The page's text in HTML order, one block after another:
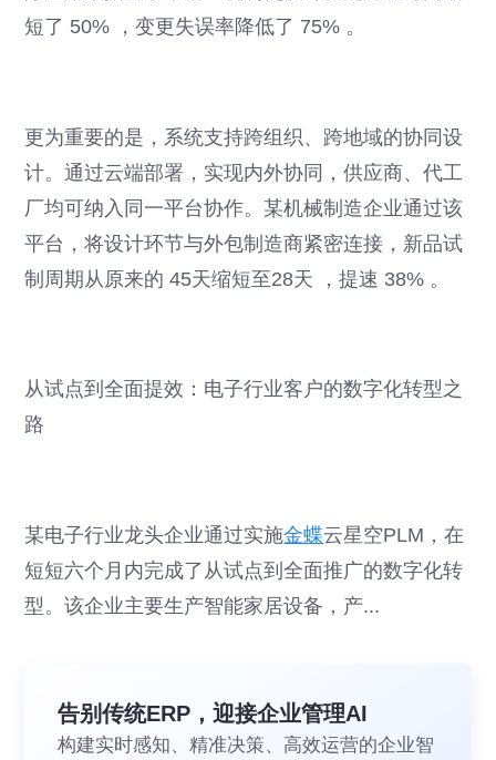
短了 50% ，变更失误率降低了 75% 。
更为重要的是，系统支持跨组织、跨地域的协同设
计。通过云端部署，实现内外协同，供应商、代工
厂均可纳入同一平台协作。某机械制造企业通过该
平台，将设计环节与外包制造商紧密连接，新品试
制周期从原来的 45天缩短至28天 ，提速 38% 。
从试点到全面提效：电子行业客户的数字化转型之
路
某电子行业龙头企业通过实施金蝶云星空PLM，在
短短六个月内完成了从试点到全面推广的数字化转
型。该企业主要生产智能家居设备，产...
告别传统ERP，迎接企业管理AI
构建实时感知、精准决策、高效运营的企业智